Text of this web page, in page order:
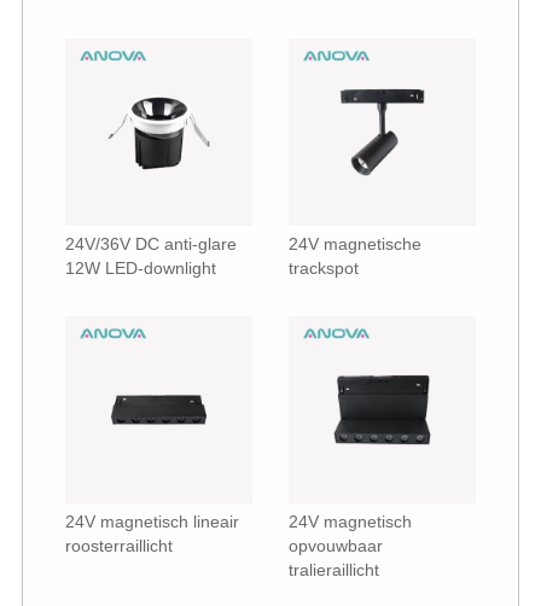
24V/36V DC anti-glare
12W LED-downlight
24V magnetische
trackspot
24V magnetisch lineair
roosterraillicht
24V magnetisch
opvouwbaar
tralieraillicht